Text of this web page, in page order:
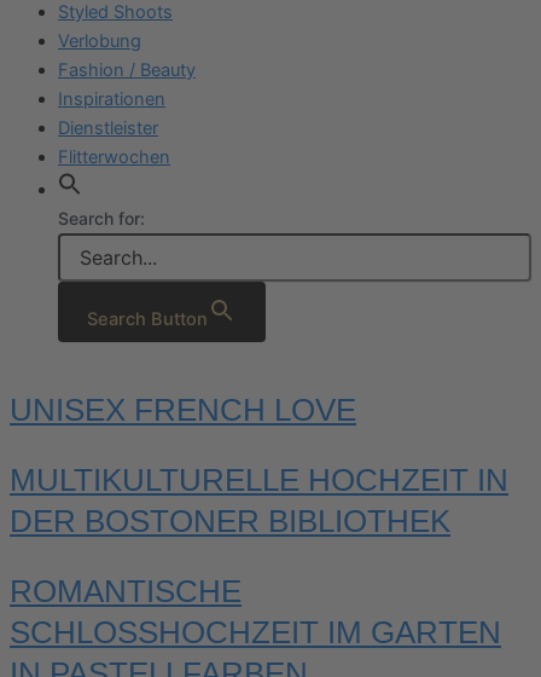
Styled Shoots
Verlobung
Fashion / Beauty
Inspirationen
Dienstleister
Flitterwochen
Search for:
Search Button
UNISEX FRENCH LOVE
MULTIKULTURELLE HOCHZEIT IN
DER BOSTONER BIBLIOTHEK
ROMANTISCHE
SCHLOSSHOCHZEIT IM GARTEN